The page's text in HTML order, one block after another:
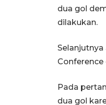
dua gol
dilakukan.
Conference
Pada
dua gol